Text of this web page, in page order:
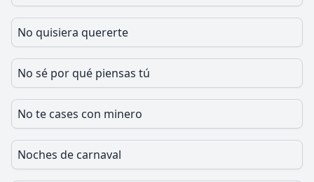
No quisiera quererte
No sé por qué piensas tú
No te cases con minero
Noches de carnaval